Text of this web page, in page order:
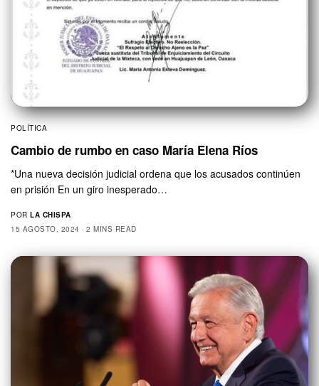
POLÍTICA
Cambio de rumbo en caso María Elena Ríos
*Una nueva decisión judicial ordena que los acusados continúen
en prisión En un giro inesperado…
POR LA CHISPA
15 AGOSTO, 2024
2 MINS READ